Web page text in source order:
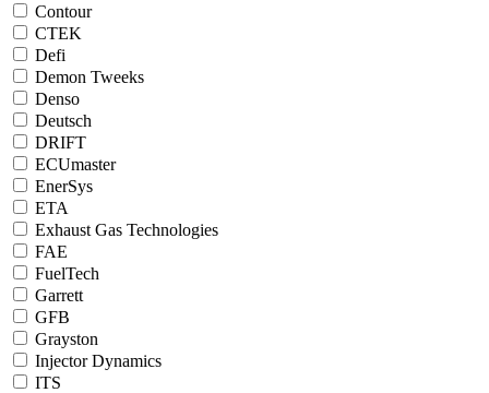
Contour
CTEK
Defi
Demon Tweeks
Denso
Deutsch
DRIFT
ECUmaster
EnerSys
ETA
Exhaust Gas Technologies
FAE
FuelTech
Garrett
GFB
Grayston
Injector Dynamics
ITS